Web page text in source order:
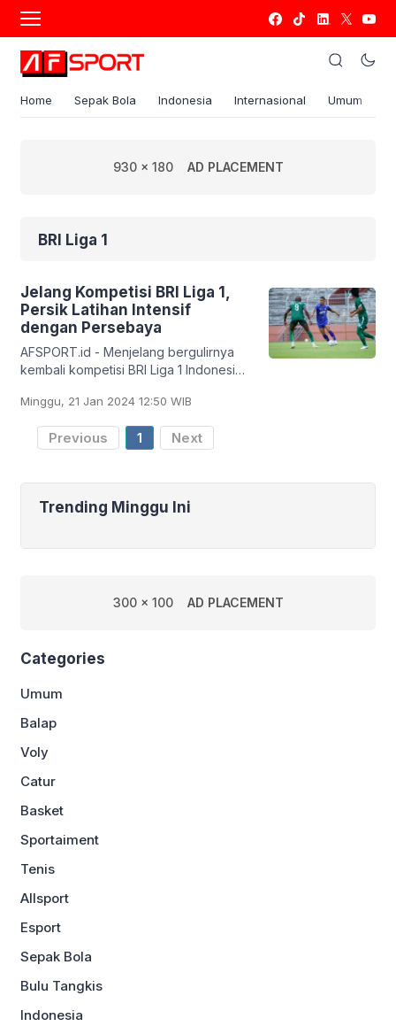
Home Sepak Bola Indonesia Internasional Umum
930 x 180 AD PLACEMENT
BRI Liga 1
Jelang Kompetisi BRI Liga 1,
Persik Latihan Intensif
dengan Persebaya
AFSPORT.id - Menjelang bergulirnya
kembali kompetisi BRI Liga 1 Indonesia
Tim Persik Kediri, Jawa Timur,
menggelar latihan
Minggu, 21 Jan 2024 12:50 WIB
Previous 1 Next
Trending Minggu Ini
300 x 100 AD PLACEMENT
Categories
Umum
Balap
Voly
Catur
Basket
Sportaiment
Tenis
Allsport
Esport
Sepak Bola
Bulu Tangkis
Indonesia